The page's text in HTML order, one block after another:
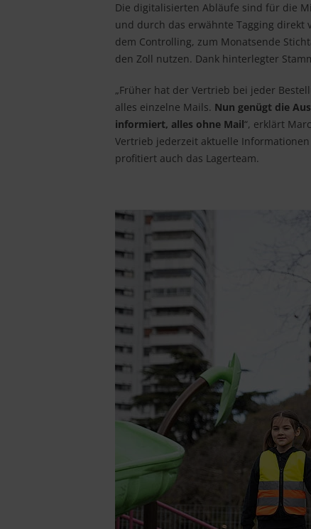
Die digitalisierten Abläufe sind für die
und durch das erwähnte Tagging
dem Controlling, zum Monatsende
den Zoll nutzen. Dank hinterlegter
„Früher hat der Vertrieb bei jeder
alles einzelne Mails. Nun genügt die
informiert, alles ohne Mail“, erklärt
Vertrieb jederzeit aktuelle
profitiert auch das Lagerteam.